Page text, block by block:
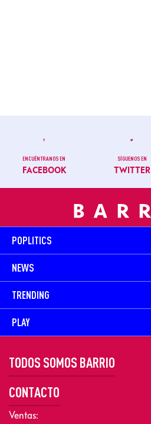
ENCUÉNTRANOS EN
FACEBOOK
SÍGUENOS EN
TWITTER
POPLITICS
NEWS
TRENDING
PLAY
TODOS SOMOS BARRIO
CONTACTO
Ventas: